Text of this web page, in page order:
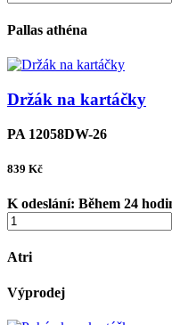
Pallas athéna
Držák na kartáčky
PA 12058DW-26
839 Kč
K odeslání: Během 24
Atri
Výprodej